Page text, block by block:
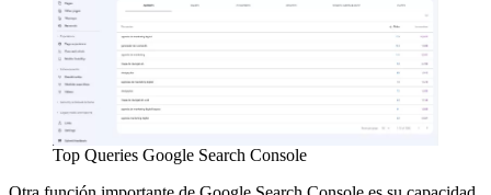
Top Queries Google Search Console